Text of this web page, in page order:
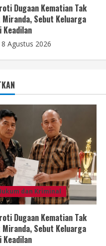
Dugaan Kematian Tak
Sebut Keluarga
Keadilan
8 Agustus 2026
dan Kriminal
Dugaan Kematian Tak
Sebut Keluarga
Keadilan